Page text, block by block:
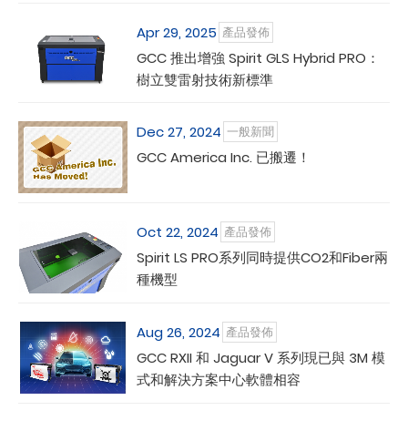
Apr 29, 2025 產品發佈
GCC 推出增強 Spirit GLS Hybrid PRO：
樹立雙雷射技術新標準
Dec 27, 2024 一般新聞
GCC America Inc. 已搬遷！
Oct 22, 2024 產品發佈
Spirit LS PRO系列同時提供CO2和Fiber兩
種機型
Aug 26, 2024 產品發佈
GCC RXII 和 Jaguar V 系列現已與 3M 模
式和解決方案中心軟體相容